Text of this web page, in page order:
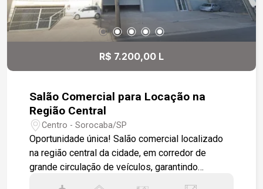
Aproveite essa excelente oportunidade! Entre em
contato para mais informações e agende uma
R$ 7.200,00 L
Salão Comercial para Locação na
Região Central
Centro - Sorocaba/SP
Oportunidade única! Salão comercial localizado
na região central da cidade, em corredor de
grande circulação de veículos, garantindo